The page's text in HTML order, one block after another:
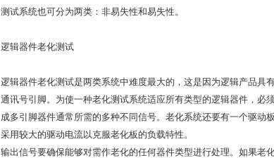
测试系统也可分为两类：非易失性和易失性。
逻辑器件老化测试
逻辑器件老化测试是两类系统中难度最大的，这是因为逻辑产品具
通讯号引脚。为使一种老化测试系统适应所有类型的逻辑器件，必
成多引脚器件通常所需的多种不同信号。老化系统还要有一个驱动
采用较大的驱动电流以克服老化板的负载特性。
输出信号要确保能够对需作老化的任何器件类型进行处理。如果老